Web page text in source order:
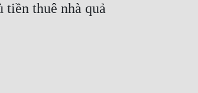
thuê nhà quả